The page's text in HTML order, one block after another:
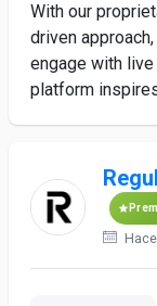
With our
driven
engage with live
platform